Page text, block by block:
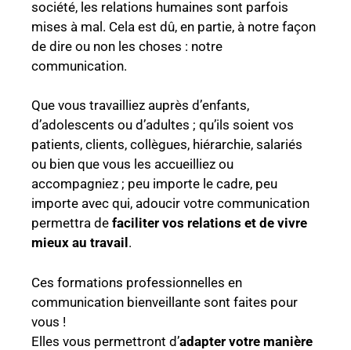
société, les relations humaines sont parfois
mises à mal. Cela est dû, en partie, à notre façon
de dire ou non les choses : notre
communication.
Que vous travailliez auprès d’enfants,
d’adolescents ou d’adultes ; qu’ils soient vos
patients, clients, collègues, hiérarchie, salariés
ou bien que vous les accueilliez ou
accompagniez ; peu importe le cadre, peu
importe avec qui, adoucir votre communication
permettra de faciliter vos relations et de vivre
mieux au travail .
Ces formations professionnelles en
communication bienveillante sont faites pour
vous !
Elles vous permettront d’adapter votre manière